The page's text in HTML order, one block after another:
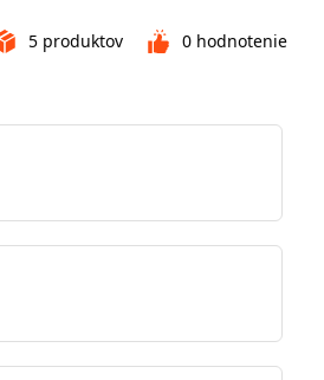
5 produktov 0 hodnotenie